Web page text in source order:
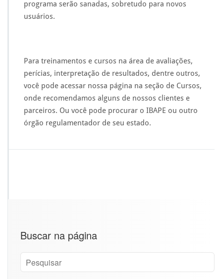
m
p
a
r
a
p
a
o
programa serão sanadas, sobretudo para novos
usuários.
Para treinamentos e cursos na área de avaliações,
perícias, interpretação de resultados, dentre outros,
você pode acessar nossa página na seção de Cursos,
onde recomendamos alguns de nossos clientes e
parceiros. Ou você pode procurar o IBAPE ou outro
órgão regulamentador de seu estado.
Buscar na página